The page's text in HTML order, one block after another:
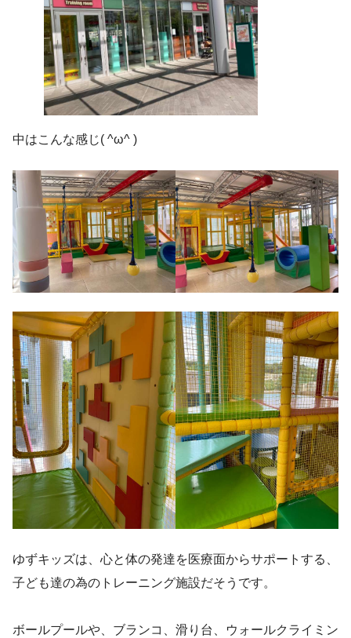
中はこんな感じ( ^ω^ )
ゆずキッズは、心と体の発達を医療面からサポートする、
子ども達の為のトレーニング施設だそうです。
ボールプールや、ブランコ、滑り台、ウォールクライミン